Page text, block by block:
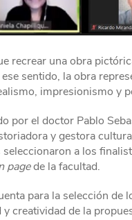
recrear una obra
sentido, la obra
impresionismo y
por el doctor Pablo
y gestora
seleccionaron a los
pagede la facultad.
para la selección
creatividad de la